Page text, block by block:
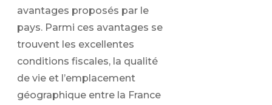
avantages proposés par le
pays. Parmi ces avantages se
trouvent les excellentes
conditions fiscales, la qualité
de vie et l’emplacement
géographique entre la France